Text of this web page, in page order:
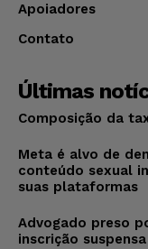
Apoiadores
Contato
Últimas
Composição da
Meta é alvo de
conteúdo sexual
suas plataformas
Advogado preso
inscrição